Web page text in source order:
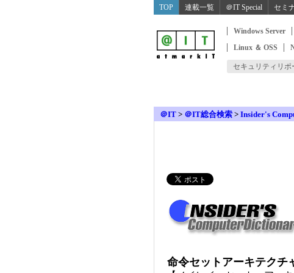
TOP 連載一覧 ＠IT Special セミ
Windows Server
Linux ＆ OSS
セキュリティリポ
＠IT > ＠IT総合検索 > Insider's
命令セットアーキテクチ